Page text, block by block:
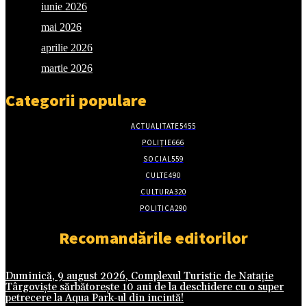
iunie 2026
mai 2026
aprilie 2026
martie 2026
Categorii populare
ACTUALITATE5455
POLIȚIE666
SOCIAL559
CULTE490
CULTURA320
POLITICA290
Recomandările editorilor
Duminică, 9 august 2026, Complexul Turistic de Natație
Târgoviște sărbătorește 10 ani de la deschidere cu o super
petrecere la Aqua Park-ul din incintă!